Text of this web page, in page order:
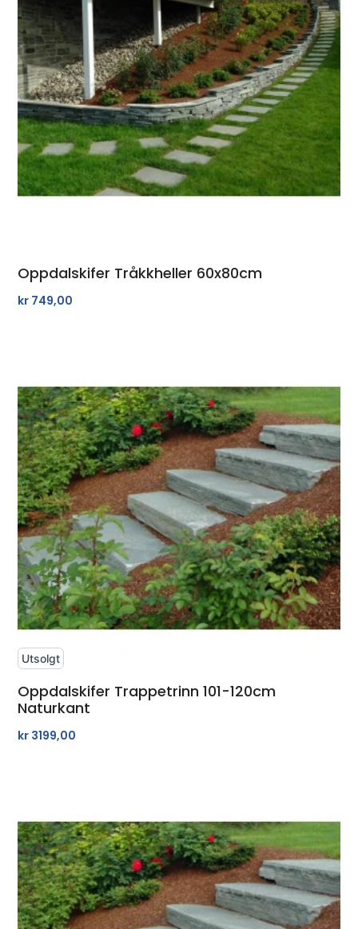
Oppdalskifer Tråkkheller 60x80cm
kr 749,00
Oppdalskifer Trappetrinn 101-120cm
Naturkant
kr 3199,00
Utsolgt